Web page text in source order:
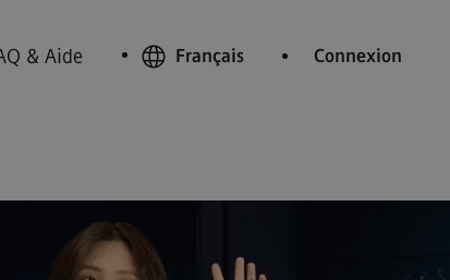
& Aide Français Connexion